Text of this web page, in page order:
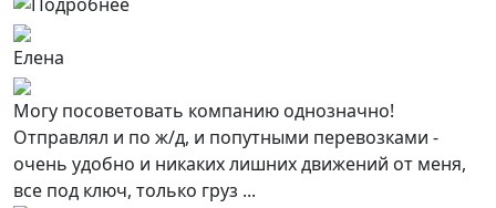
Елена
Могу посоветовать компанию однозначно!
Отправлял и по ж/д, и попутными перевозками -
очень удобно и никаких лишних движений от меня,
все под ключ, только груз ...